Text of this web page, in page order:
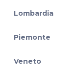
Lombardia
Piemonte
Veneto